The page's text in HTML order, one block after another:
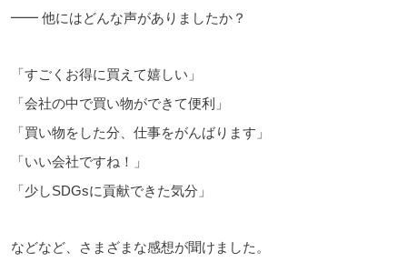
━━ 他にはどんな声がありましたか？
「すごくお得に買えて嬉しい」
「会社の中で買い物ができて便利」
「買い物をした分、仕事をがんばります」
「いい会社ですね！」
「少しSDGsに貢献できた気分」
などなど、さまざまな感想が聞けました。